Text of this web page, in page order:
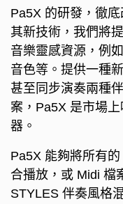
Pa5X 的研發，徹
其新技術，我們將
音樂靈感資源，例
音色等。提供一種
甚至同步演奏兩種
案，Pa5X 是市場
器。
Pa5X 能夠將所有
合播放，或 Midi 檔
STYLES 伴奏風格